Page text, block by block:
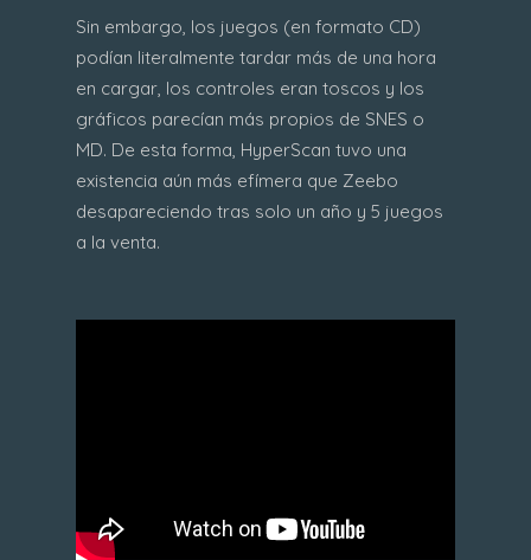
Sin embargo, los juegos (en formato CD)
podían literalmente tardar más de una hora
en cargar, los controles eran toscos y los
gráficos parecían más propios de SNES o
MD. De esta forma, HyperScan tuvo una
existencia aún más efímera que Zeebo
desapareciendo tras solo un año y 5 juegos
a la venta.